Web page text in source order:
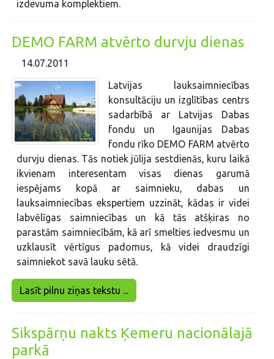
izdevuma komplektiem.
DEMO FARM atvērto durvju dienas
14.07.2011
Latvijas lauksaimniecības
konsultāciju un izglītības centrs
sadarbībā ar Latvijas Dabas
fondu un Igaunijas Dabas
fondu rīko DEMO FARM atvērto
durvju dienas. Tās notiek jūlija sestdienās, kuru laikā
ikvienam interesentam visas dienas garumā
iespējams kopā ar saimnieku, dabas un
lauksaimniecības ekspertiem uzzināt, kādas ir videi
labvēlīgas saimniecības un kā tās atšķiras no
parastām saimniecībām, kā arī smelties iedvesmu un
uzklausīt vērtīgus padomus, kā videi draudzīgi
saimniekot savā lauku sētā.
Lasīt pilnu ziņas tekstu ...
Sikspārņu nakts Ķemeru nacionālajā
parkā